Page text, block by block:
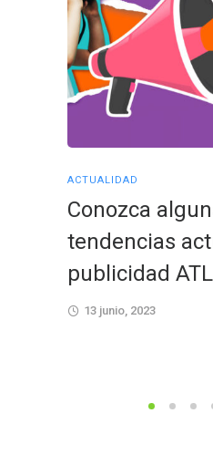
ACTUALIDAD
Conozca
tendencias
publicidad ATL
13 junio, 2023